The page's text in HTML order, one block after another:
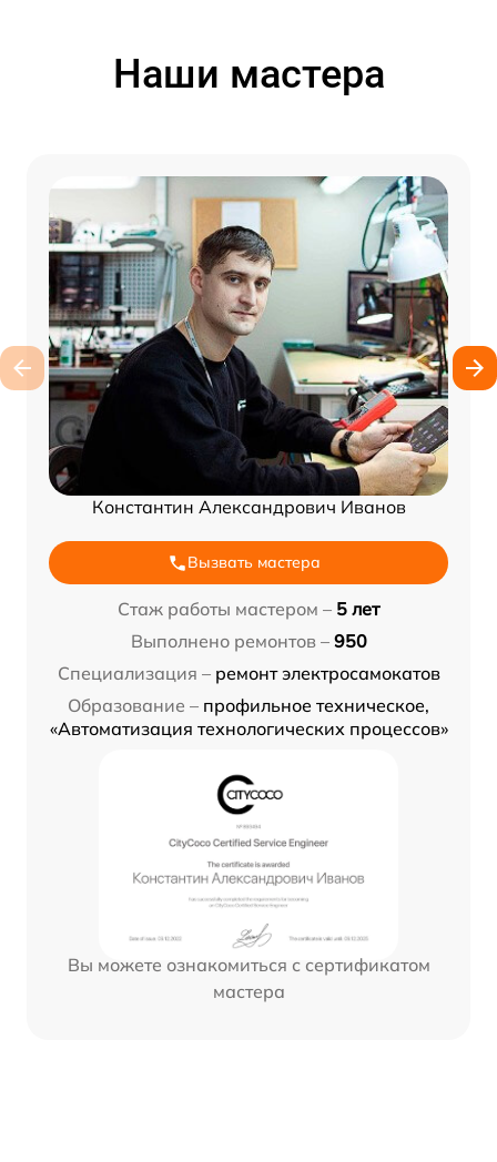
Наши мастера
Константин Александрович Иванов
Вызвать мастера
Стаж работы мастером – 5 лет
Выполнено ремонтов – 950
Специализация – ремонт электросамокатов
Образование – профильное техническое,
«Автоматизация технологических процессов»
Вы можете ознакомиться с сертификатом
мастера